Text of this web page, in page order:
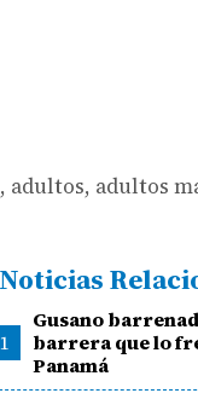
adultos, adultos
Noticias
1
Gusano
barrera que lo
Panamá